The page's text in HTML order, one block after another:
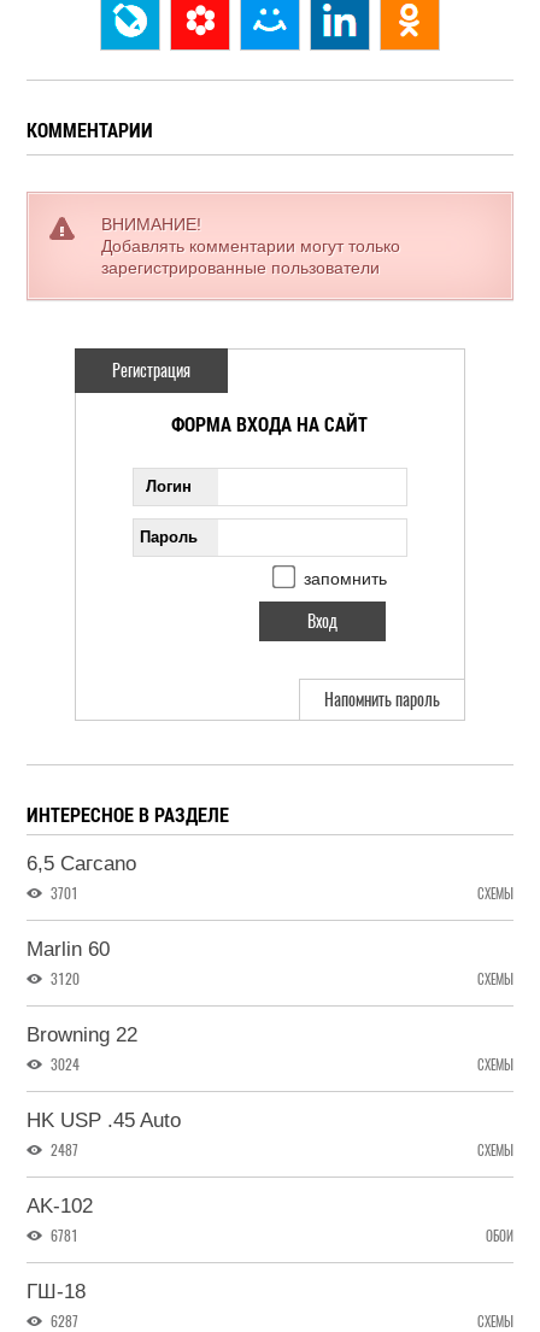
КОММЕНТАРИИ
ВНИМАНИЕ!
Добавлять комментарии могут только
зарегистрированные пользователи
Регистрация
ФОРМА ВХОДА НА САЙТ
Логин
Пароль
запомнить
Напомнить пароль
ИНТЕРЕСНОЕ В РАЗДЕЛЕ
6,5 Cагсаnо
3701 СХЕМЫ
Marlin 60
3120 СХЕМЫ
Browning 22
3024 СХЕМЫ
HK USP .45 Auto
2487 СХЕМЫ
AK-102
6781 ОБОИ
ГШ-18
6287 СХЕМЫ